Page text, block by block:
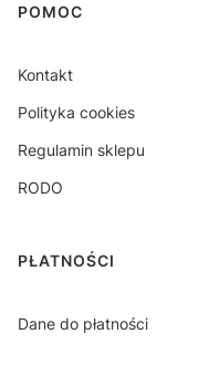
Linki w stopce
POMOC
Kontakt
Polityka cookies
Regulamin sklepu
RODO
PŁATNOŚCI
Dane do płatności